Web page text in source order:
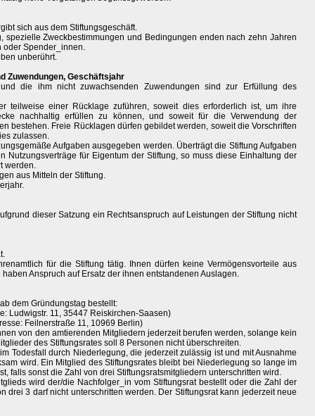
sich aus dem Stiftungsgeschäft.
spezielle Zweckbestimmungen und Bedingungen enden nach zehn Jahren
oder Spender_innen.
unberührt.
Zuwendungen, Geschäftsjahr
die ihm nicht zuwachsenden Zuwendungen sind zur Erfüllung des
teilweise einer Rücklage zuführen, soweit dies erforderlich ist, um ihre
nachhaltig erfüllen zu können, und soweit für die Verwendung der
bestehen. Freie Rücklagen dürfen gebildet werden, soweit die Vorschriften
zulassen.
Aufgaben ausgegeben werden. Überträgt die Stiftung Aufgaben
Nutzungsverträge für Eigentum der Stiftung, so muss diese Einhaltung der
werden.
aus Mitteln der Stiftung.
dieser Satzung ein Rechtsanspruch auf Leistungen der Stiftung nicht
für die Stiftung tätig. Ihnen dürfen keine Vermögensvorteile aus
Anspruch auf Ersatz der ihnen entstandenen Auslagen.
dem Gründungstag bestellt:
Ludwigstr. 11, 35447 Reiskirchen-Saasen)
Feilnerstraße 11, 10969 Berlin)
von den amtierenden Mitgliedern jederzeit berufen werden, solange kein
des Stiftungsrates soll 8 Personen nicht überschreiten.
Todesfall durch Niederlegung, die jederzeit zulässig ist und mit Ausnahme
wird. Ein Mitglied des Stiftungsrates bleibt bei Niederlegung so lange im
falls sonst die Zahl von drei Stiftungsratsmitgliedern unterschritten wird.
wird der/die Nachfolger_in vom Stiftungsrat bestellt oder die Zahl der
drei 3 darf nicht unterschritten werden. Der Stiftungsrat kann jederzeit neue